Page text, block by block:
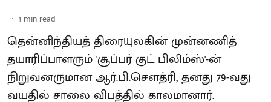
1 min read
தென்னிந்தியத் திரையுலகின் முன்னணித்
தயாரிப்பாளரும் 'சூப்பர் குட் பிலிம்ஸ்'-ன்
நிறுவனருமான ஆர்.பி.சௌத்ரி, தனது 79-வது
வயதில் சாலை விபத்தில் காலமானார்.